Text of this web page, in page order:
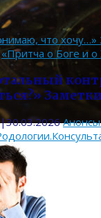
что хочу…»
«Притча о Боге и
|30.03.2026